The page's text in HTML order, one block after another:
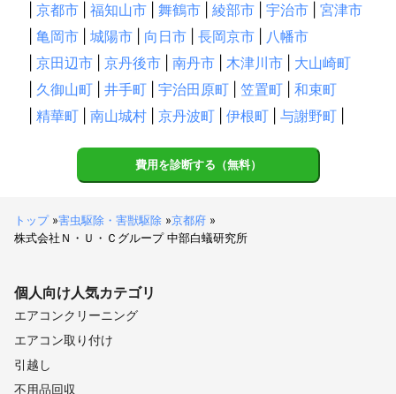
京都市 福知山市 舞鶴市 綾部市 宇治市
宮津市
亀岡市 城陽市 向日市 長岡京市
八幡市
京田辺市 京丹後市 南丹市 木津川市
大山崎町
久御山町 井手町 宇治田原町 笠置町
和束町
精華町 南山城村 京丹波町 伊根町 与謝野町
費用を診断する（無料）
トップ»害虫駆除・害獣駆除 »京都府 »
株式会社Ｎ・Ｕ・Ｃグループ 中部白蟻研究所
個人向け人気カテゴリ
エアコンクリーニング
エアコン取り付け
引越し
不用品回収